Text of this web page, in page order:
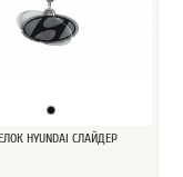
HYUNDAI СЛАЙДЕР